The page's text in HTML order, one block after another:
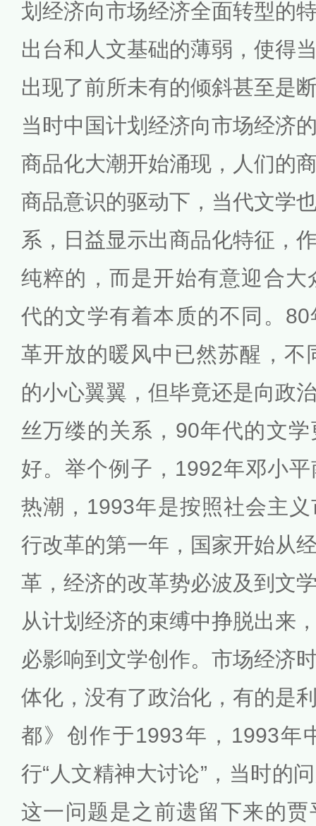
划经济向市场经济全面转型的
出台和人文基础的薄弱，使得
出现了前所未有的倾斜甚至是
当时中国计划经济向市场经济
商品化大潮开始涌现，人们的
商品意识的驱动下，当代文学
系，日益显示出商品化特征，
纯粹的，而是开始有意迎合
代的文学有着本质的不同。
革开放的暖风中已然苏醒，不
的小心翼翼，但毕竟还是向政
丝万缕的关系，90年代的文
好。举个例子，1992年邓小
热潮，1993年是按照社会主
行改革的第一年，国家开始从
革，经济的改革势必波及到文
从计划经济的束缚中挣脱出来
必影响到文学创作。市场经济
体化，没有了政治化，有的是
都》创作于1993年，1993年
行“人文精神大讨论”，当时的
这一问题是之前遗留下来的